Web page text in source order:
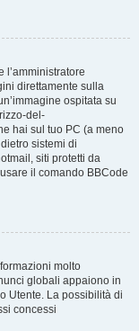
l’amministratore
direttamente sulla
ospitata su
del-
hai sul tuo PC (a meno
sistemi di
siti protetti da
il comando BBCode
molto
globali appaiono in
Utente. La possibilità di
concessi